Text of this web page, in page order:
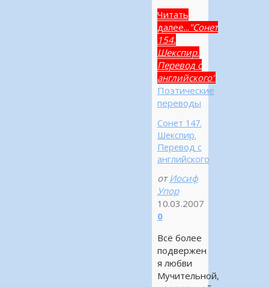
Читать
далее... "Сонет
154.
Шекспир.
Перевод с
английского"
Поэтические
переводы
Сонет 147.
Шекспир.
Перевод с
английского
от Иосиф
Упор
10.03.2007
0
Всё более
подвержен
я любви
Мучительной,